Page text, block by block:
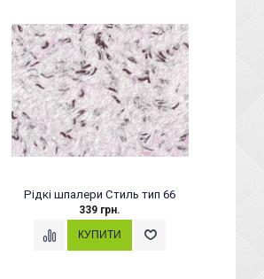
Рідкі шпалери Стиль тип 66
339 грн.